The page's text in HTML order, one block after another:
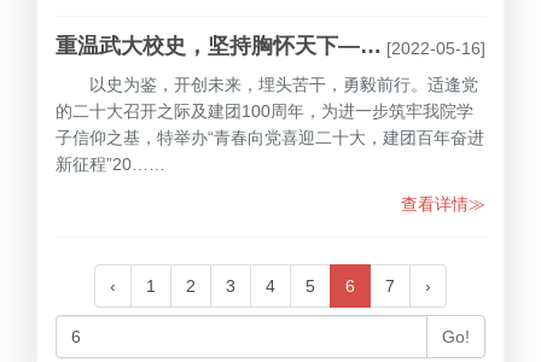
[2022-05-16]
重温武大校史，坚持胸怀天下——口腔医学院2022年度党史学习分享会第三期顺利召开
以史为鉴，开创未来，埋头苦干，勇毅前行。适逢党
的二十大召开之际及建团100周年，为进一步筑牢我院学
子信仰之基，特举办“青春向党喜迎二十大，建团百年奋进
新征程”20……
查看详情≫
‹ 1 2 3 4 5 6 7 ›
Go!